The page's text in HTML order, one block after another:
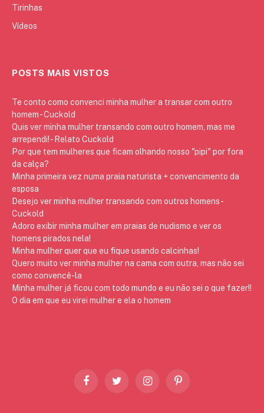
Tirinhas
Vídeos
POSTS MAIS VISTOS
Te conto como convenci minha mulher a transar com outro
homem - Cuckold
Quis ver minha mulher transando com outro homem, mas me
arrependi! - Relato Cuckold
Por que tem mulheres que ficam olhando nosso "pipi" por fora
da calça?
Minha primeira vez numa praia naturista + convencimento da
esposa
Desejo ver minha mulher transando com outros homens -
Cuckold
Adoro exibir minha mulher em praias de nudismo e ver os
homens pirados nela!
Minha mulher quer que eu fique usando calcinhas!
Quero muito ver minha mulher na cama com outra, mas não sei
como convencê-la
Minha mulher já ficou com todo mundo e eu não sei o que fazer!!
O dia em que eu virei mulher e ela o homem
FacebookTwitter InstagramPinterest